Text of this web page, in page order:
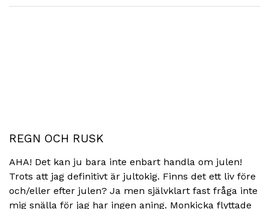
REGN OCH RUSK
AHA! Det kan ju bara inte enbart handla om julen!
Trots att jag definitivt är jultokig. Finns det ett liv före
och/eller efter julen? Ja men självklart fast fråga inte
mig snälla för jag har ingen aning. Monkicka flyttade